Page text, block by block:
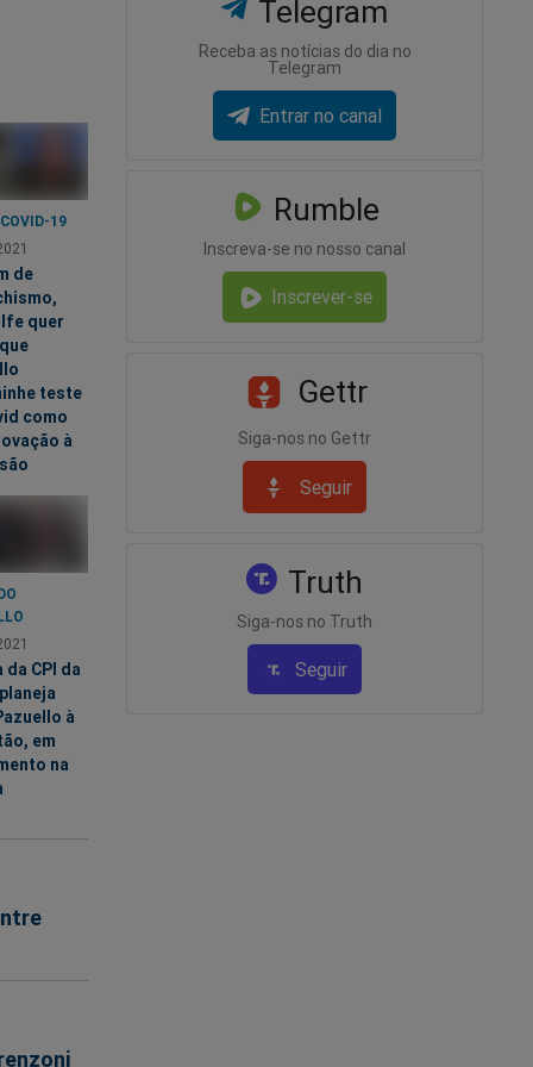
19
de
quer
teste
como
à
da CPI da
à
em
na
Telegram
Receba as notícias do dia no
Telegram
Entrar no canal
Rumble
Inscreva-se no nosso canal
Inscrever-se
Gettr
Siga-nos no Gettr
Seguir
Truth
Siga-nos no Truth
Seguir